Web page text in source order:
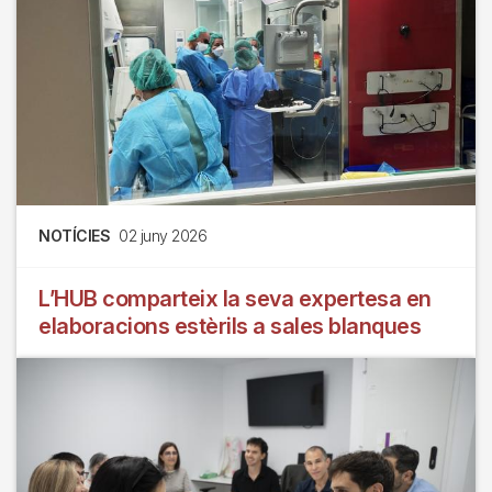
NOTÍCIES 02 juny 2026
L’HUB comparteix la seva expertesa en
elaboracions estèrils a sales blanques